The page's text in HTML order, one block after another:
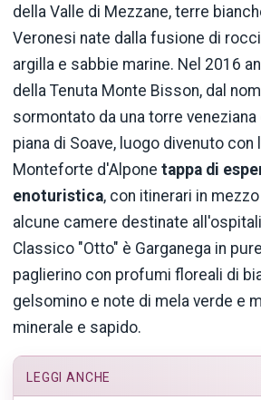
della Valle di Mezzane, terre
Veronesi nate dalla fusione di
argilla e sabbie marine. Nel 2016
della Tenuta Monte Bisson, dal
sormontato da una torre
piana di Soave, luogo divenuto con
Monteforte d'Alpone tappa di
enoturistica, con itinerari in
alcune camere destinate
Classico "Otto" è Garganega in
paglierino con profumi floreali di
gelsomino e note di mela verde e
minerale e sapido.
LEGGI ANCHE